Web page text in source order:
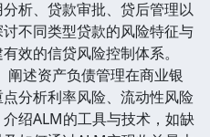
析、贷款审批、贷后管理以
不同类型贷款的风险特征与
效的信贷风险控制体系。
阐述资产负债管理在商业银
分析利率风险、流动性风险
绍ALM的工具与技术，如缺